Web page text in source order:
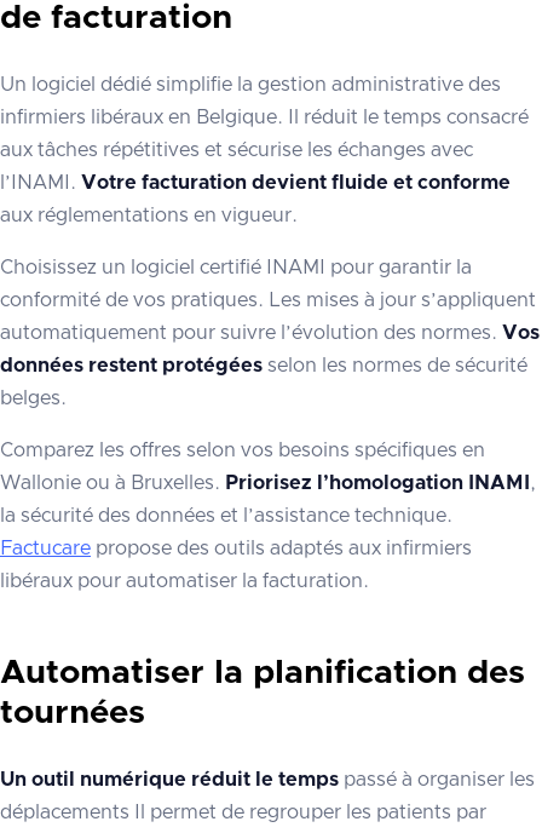
de facturation
Un logiciel dédié simplifie la gestion administrative des
infirmiers libéraux en Belgique. Il réduit le temps consacré
aux tâches répétitives et sécurise les échanges avec
l’INAMI. Votre facturation devient fluide et conforme
aux réglementations en vigueur.
Choisissez un logiciel certifié INAMI pour garantir la
conformité de vos pratiques. Les mises à jour s’appliquent
automatiquement pour suivre l’évolution des normes. Vos
données restent protégées selon les normes de sécurité
belges.
Comparez les offres selon vos besoins spécifiques en
Wallonie ou à Bruxelles. Priorisez l’homologation INAMI ,
la sécurité des données et l’assistance technique.
Factucare propose des outils adaptés aux infirmiers
libéraux pour automatiser la facturation.
Automatiser la planification des
tournées
Un outil numérique réduit le temps passé à organiser les
déplacements Il permet de regrouper les patients par